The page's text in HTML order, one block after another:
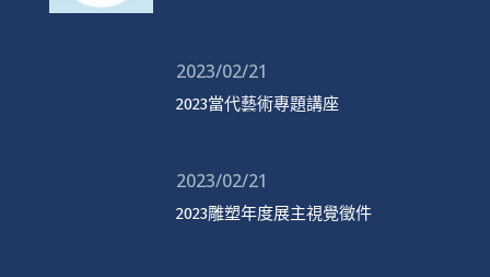
2023/02/21
2023當代藝術專題講座
2023/02/21
2023雕塑年度展主視覺徵件